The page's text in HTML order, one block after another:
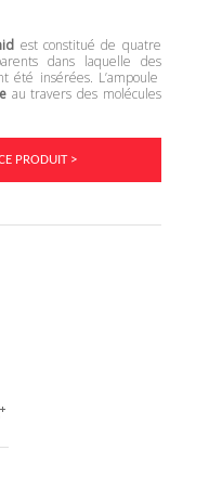
est constitué de quatre
dans laquelle des
été insérées. L’ampoule
au travers des molécules
PRODUIT >